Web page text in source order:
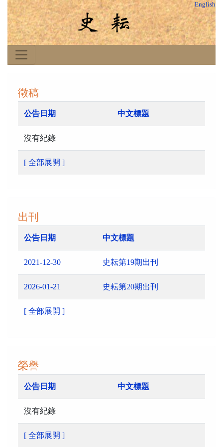
English
徵稿
公告日期 中文標題
沒有紀錄
[ 全部展開 ]
出刊
公告日期 中文標題
2021-12-30 史耘第19期出刊
2026-01-21 史耘第20期出刊
[ 全部展開 ]
榮譽
公告日期 中文標題
沒有紀錄
[ 全部展開 ]